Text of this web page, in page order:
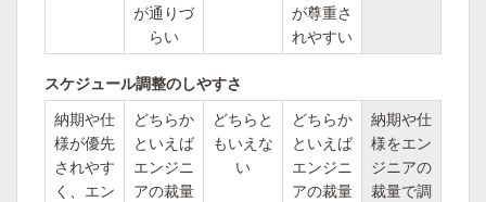
が通りづ
らい
が尊重さ
れやすい
スケジュール調整のしやすさ
納期や仕
様が優先
されやす
く、エン
どちらか
といえば
エンジニ
アの裁量
どちらと
もいえな
い
どちらか
といえば
エンジニ
アの裁量
納期や仕
様をエン
ジニアの
裁量で調